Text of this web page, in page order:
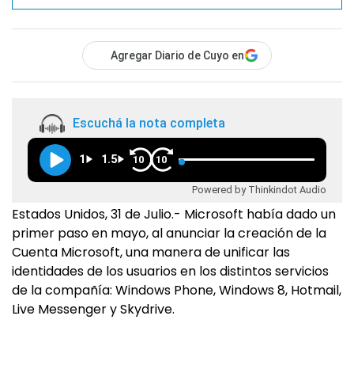
Agregar Diario de Cuyo en
Escuchá la nota completa
1 1.5 10 10
Powered by Thinkindot Audio
Estados Unidos, 31 de Julio.- Microsoft había dado un
primer paso en mayo, al anunciar la creación de la
Cuenta Microsoft, una manera de unificar las
identidades de los usuarios en los distintos servicios
de la compañía: Windows Phone, Windows 8, Hotmail,
Live Messenger y Skydrive.